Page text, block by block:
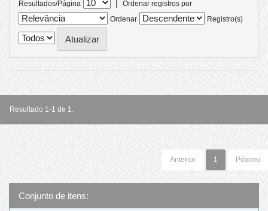
Resultados/Página |
Ordenar registros por
Ordenar
Registro(s)
Resultado 1-1 de 1.
Anterior 1 Póximo
Conjunto de itens: